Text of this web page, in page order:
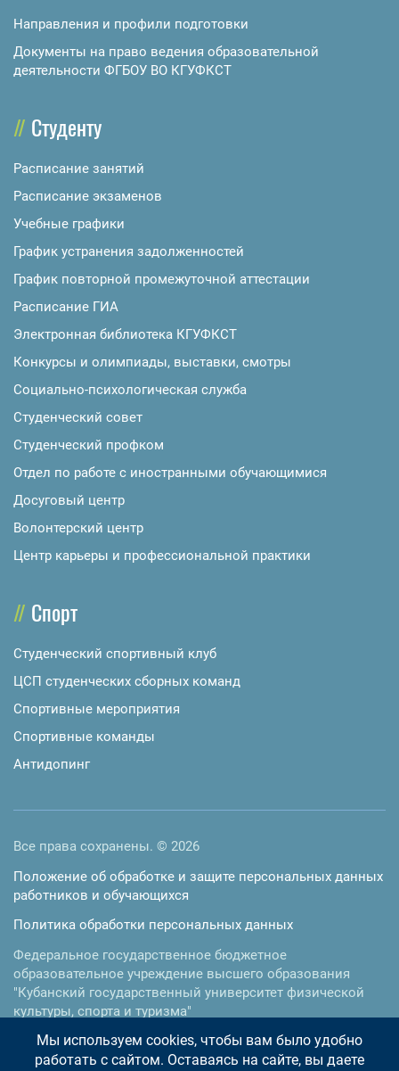
Направления и профили подготовки
Документы на право ведения образовательной
деятельности ФГБОУ ВО КГУФКСТ
Студенту
Расписание занятий
Расписание экзаменов
Учебные графики
График устранения задолженностей
График повторной промежуточной аттестации
Расписание ГИА
Электронная библиотека КГУФКСТ
Конкурсы и олимпиады, выставки, смотры
Социально-психологическая служба
Студенческий совет
Студенческий профком
Отдел по работе с иностранными обучающимися
Досуговый центр
Волонтерский центр
Центр карьеры и профессиональной практики
Спорт
Студенческий спортивный клуб
ЦСП студенческих сборных команд
Спортивные мероприятия
Спортивные команды
Антидопинг
Все права сохранены. © 2026
Положение об обработке и защите персональных данных
работников и обучающихся
Политика обработки персональных данных
Федеральное государственное бюджетное
образовательное учреждение высшего образования
"Кубанский государственный университет физической
культуры, спорта и туризма"
350015, г. Краснодар ,ул.им. Буденного, 161
Телефон:+7 (861) 255-35-17, факс:+7 (861) 255-35-73
Мы используем cookies, чтобы вам было удобно
работать с сайтом. Оставаясь на сайте, вы даете